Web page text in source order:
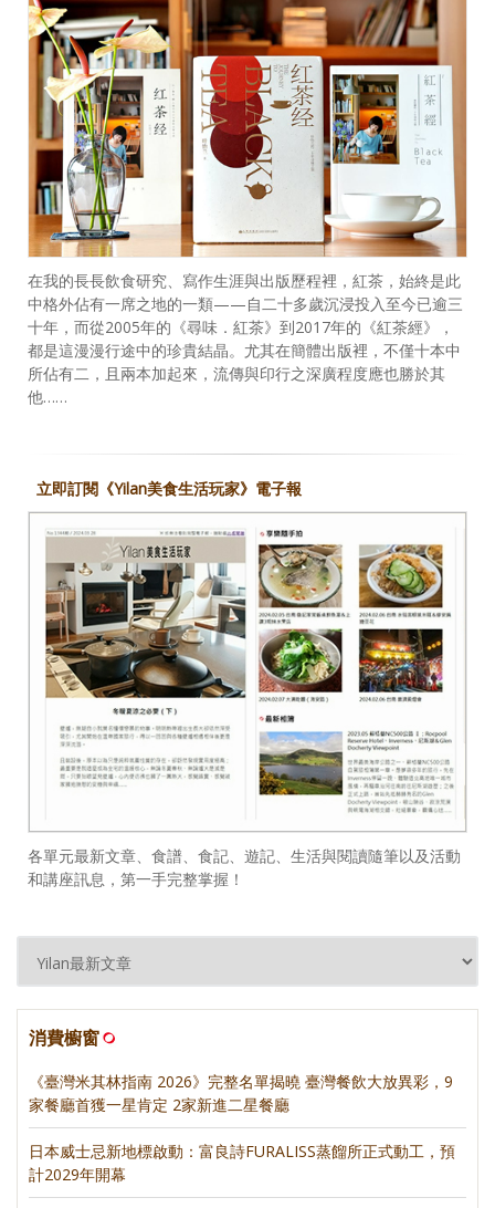
在我的長長飲食研究、寫作生涯與出版歷程裡，紅茶，始終是此
中格外佔有一席之地的一類——自二十多歲沉浸投入至今已逾三
十年，而從2005年的《尋味．紅茶》到2017年的《紅茶經》，
都是這漫漫行途中的珍貴結晶。尤其在簡體出版裡，不僅十本中
所佔有二，且兩本加起來，流傳與印行之深廣程度應也勝於其
他……
立即訂閱《Yilan美食生活玩家》電子報
各單元最新文章、食譜、食記、遊記、生活與閱讀隨筆以及活動
和講座訊息，第一手完整掌握！
消費櫥窗
《臺灣米其林指南 2026》完整名單揭曉 臺灣餐飲大放異彩，9
家餐廳首獲一星肯定 2家新進二星餐廳
日本威士忌新地標啟動：富良詩FURALISS蒸餾所正式動工，預
計2029年開幕